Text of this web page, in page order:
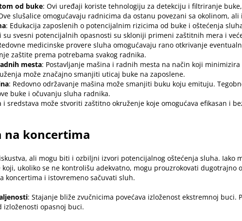
od buke: Ovi uređaji koriste tehnologiju za detekciju i filtriranje
slušalice omogućavaju radnicima da ostanu povezani sa okolinom, ali
: Edukacija zaposlenih o potencijalnim rizicima od buke i oštećenja
su svesni potencijalnih opasnosti su skloniji primeni zaštitnih mera i
medicinske provere sluha omogućavaju rano otkrivanje
zaštite prema potrebama svakog radnika.
mesta: Postavljanje mašina i radnih mesta na način koji
može značajno smanjiti uticaj buke na zaposlene.
: Redovno održavanje mašina može smanjiti buku koju emituju.
buke i očuvanju sluha radnika.
sredstava može stvoriti zaštitno okruženje koje omogućava efikasan i
na koncertima
ali mogu biti i ozbiljni izvori potencijalnog oštećenja sluha. Iako
ukoliko se ne kontrolišu adekvatno, mogu prouzrokovati dugotrajno
koncertima i istovremeno sačuvati sluh.
: Stajanje bliže zvučnicima povećava izloženost ekstremnoj buci.
izloženosti opasnoj buci.